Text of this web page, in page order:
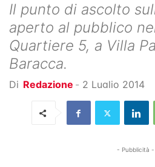
Il punto di ascolto
aperto al pubblico
Quartiere 5, a Villa
Baracca.
Di Redazione - 2 Luglio 2014
- Pubblicità -